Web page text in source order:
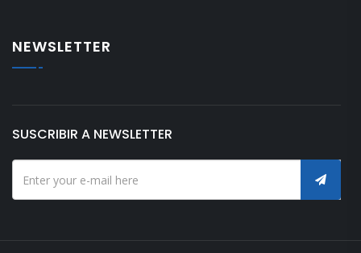
NEWSLETTER
SUSCRIBIR A NEWSLETTER